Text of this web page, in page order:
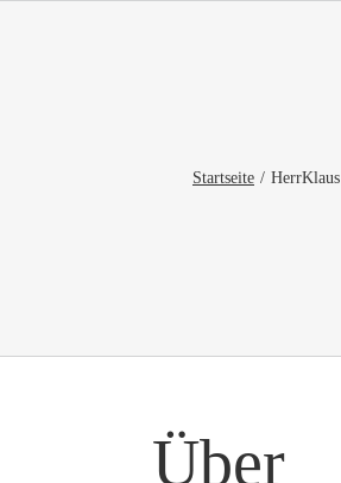
springen
Startseite HerrKlaus
Über